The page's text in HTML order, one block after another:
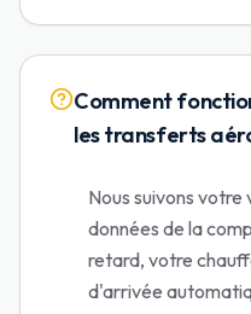
Comment
les transferts
Nous suivons
données de la
retard, votre
d'arrivée